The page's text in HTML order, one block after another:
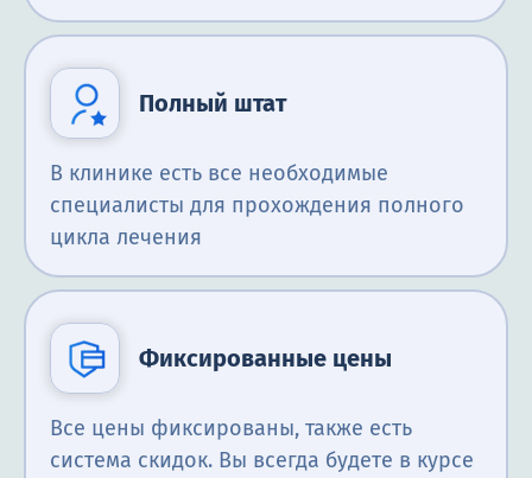
Полный штат
В клинике есть все необходимые
специалисты для прохождения полного
цикла лечения
Фиксированные цены
Все цены фиксированы, также есть
система скидок. Вы всегда будете в курсе